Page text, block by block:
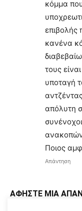
κόμμα
επιβολής
κανένα
τους
υποταγή
απόλυτη
ανακοπών
Ποιος
Απάντηση
ΑΦΗΣΤΕ ΜΙΑ